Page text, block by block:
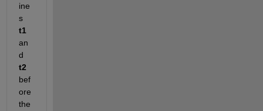
ine
s
t1
an
bef
ore
the